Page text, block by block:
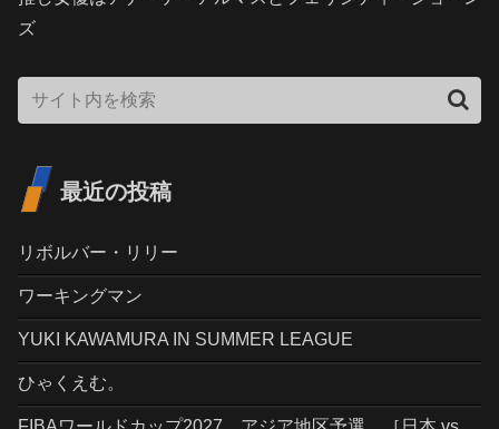
ズ
最近の投稿
リボルバー・リリー
ワーキングマン
YUKI KAWAMURA IN SUMMER LEAGUE
ひゃくえむ。